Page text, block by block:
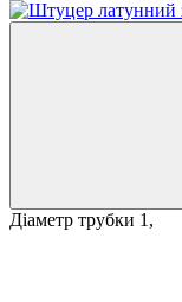
Діаметр трубки 1,